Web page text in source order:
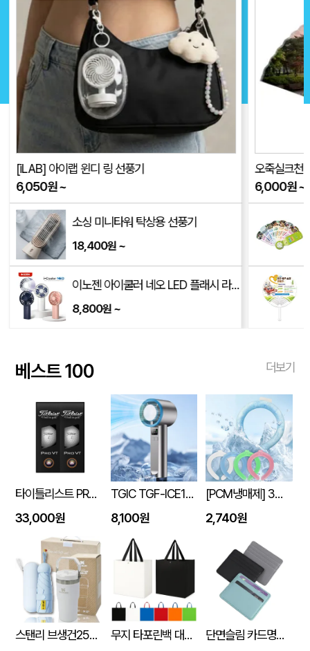
[iLAB] 아이랩 윈디 링 선풍기
6,050원~
소싱 미니타워 탁상용 선풍기
18,400원~
이노젠 아이쿨러 네오 LED 플래시 라이트 겸용 휴대용 선풍기 INOZEN i-cooler NEO
8,800원~
오죽실크천
6,000원~
베스트 100 더보기
타이틀리스트 PRO V1 6구세트 (45X95X135mm)
33,000원
TGIC TGF-ICE1800 휴대용 냉각 선풍기
8,100원
[PCM냉매제] 3세대 넥쿨러 쿨넥밴드
2,740원
스탠리 브생건250호(스탠리 아이스플로우 플립591ml+5단 6K UV암막양우산 파우치포함)
무지 타포린백 대형 (42x40x23) 타포린가방 시장가방 보조가방 // 인쇄제작가능
단면슬림 카드명함지갑